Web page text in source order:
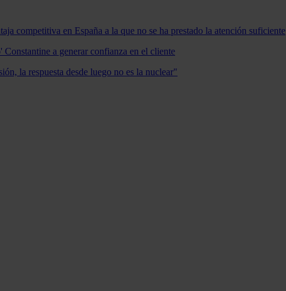
competitiva en España a la que no se ha prestado la atención suficiente
a generar confianza en el cliente
la respuesta desde luego no es la nuclear"